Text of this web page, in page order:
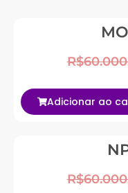
R$
Adicionar ao
R$